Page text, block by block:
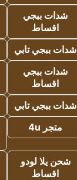
شدات ببجي
اقساط
شدات ببجي تابي
شدات ببجي
اقساط
شدات ببجي تابي
متجر 4u
شحن يلا لودو
اقساط